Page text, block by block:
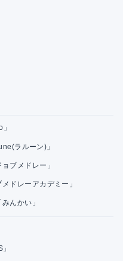
ラルーン)」
ブメドレー」
ドレーアカデミー」
んかい」